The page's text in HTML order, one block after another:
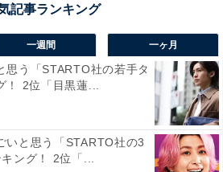
十和田湖・奥入瀬渓流への玄関口
の紅葉の名所。秋には渓流沿いの
中、散策やドライブが楽しめま
野菜が並ぶ物産館や、青森素材を
えるブルワリーレストランなど、
できるスポットです。
一週間 一ヶ月
思う「STARTO社の若手タ
！ 2位「目黒蓮...
いと思う「STARTO社の3
ング！ 2位「...